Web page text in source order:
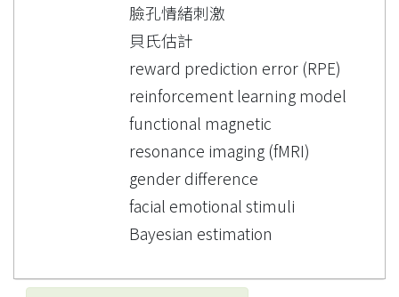
臉孔情緒刺激
貝氏估計
reward prediction error (RPE)
reinforcement learning model
functional magnetic
resonance imaging (fMRI)
gender difference
facial emotional stimuli
Bayesian estimation